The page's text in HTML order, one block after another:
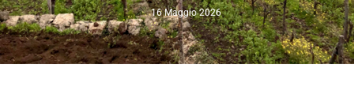
16 Maggio 2026